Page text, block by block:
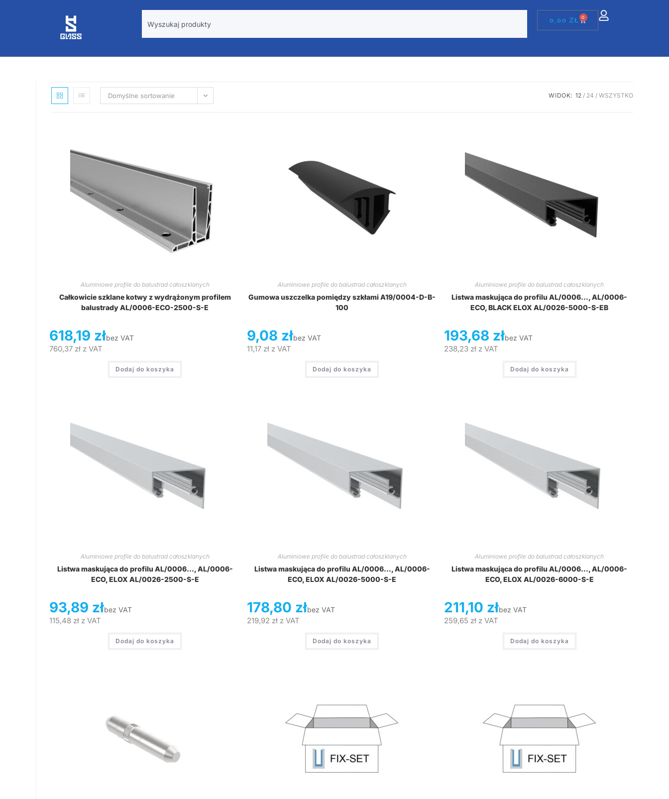
0,00ZŁ 0
Domyślne sortowanie WIDOK: 12 24 WSZYSTKO
Aluminiowe profile do balustrad całoszklanych
Całkowicie szklane kotwy z wydrążonym profilem
balustrady AL/0006-ECO-2500-S-E
618,19 złbez VAT
760,37 zł z VAT
Dodaj do koszyka
Aluminiowe profile do balustrad całoszklanych
Gumowa uszczelka pomiędzy szkłami A19/0004-D-B-
100
9,08 złbez VAT
11,17 złz VAT
Dodaj do koszyka
Aluminiowe profile do balustrad całoszklanych
Listwa maskująca do profilu AL/0006…, AL/0006-
ECO, BLACK ELOX AL/0026-5000-S-EB
193,68 złbez VAT
238,23 złz VAT
Dodaj do koszyka
Aluminiowe profile do balustrad całoszklanych
Listwa maskująca do profilu AL/0006…, AL/0006-
ECO, ELOX AL/0026-2500-S-E
93,89 złbez VAT
115,48 zł z VAT
Dodaj do koszyka
Aluminiowe profile do balustrad całoszklanych
Listwa maskująca do profilu AL/0006…, AL/0006-
ECO, ELOX AL/0026-5000-S-E
178,80 złbez VAT
219,92 złz VAT
Dodaj do koszyka
Aluminiowe profile do balustrad całoszklanych
Listwa maskująca do profilu AL/0006…, AL/0006-
ECO, ELOX AL/0026-6000-S-E
211,10 złbez VAT
259,65 złz VAT
Dodaj do koszyka